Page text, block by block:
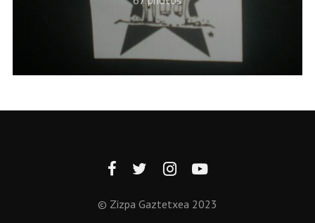
© Zizpa Gaztetxea 2023